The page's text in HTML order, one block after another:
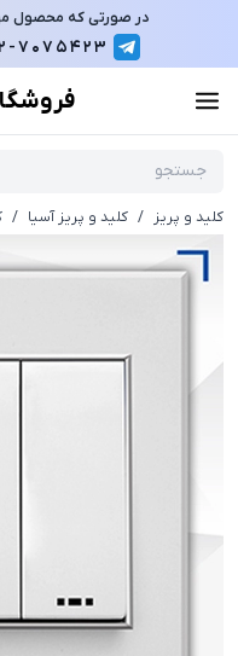
در صورتی که محصول
7075423
کلید و پریز / کلید و پریز آسیا /